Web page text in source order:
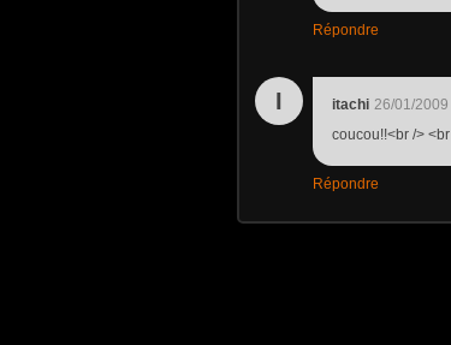
Répondre
I itachi 26/01/2009
coucou!!<br />
Répondre